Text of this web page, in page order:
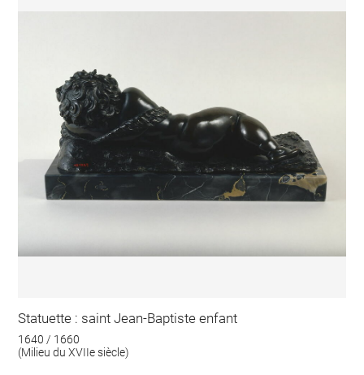
Statuette : saint Jean-Baptiste enfant
1640 / 1660
(Milieu du XVIIe siècle)